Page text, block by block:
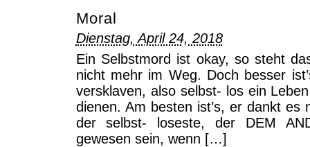
Moral
Dienstag, April 24, 2018
Ein Selbstmord ist okay, so steht
nicht mehr im Weg. Doch besser
versklaven, also selbst- los ein
dienen. Am besten ist’s, er dankt es
der selbst- loseste, der DEM
gewesen sein, wenn […]